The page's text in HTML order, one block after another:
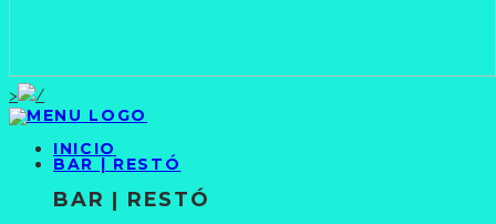
>
INICIO
BAR | RESTÓ
BAR | RESTÓ